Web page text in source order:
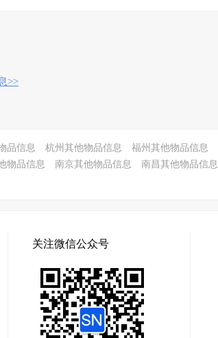
>>
品信息 杭州其他物品信息 福州其他物品信息
物品信息 南京其他物品信息 南昌其他物品信息
关注微信公众号